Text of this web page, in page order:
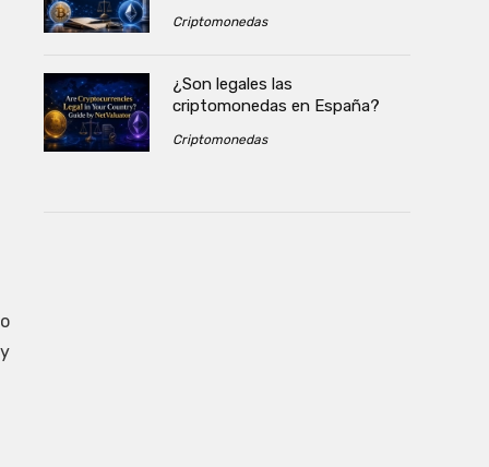
Criptomonedas
¿Son legales las
criptomonedas en España?
Criptomonedas